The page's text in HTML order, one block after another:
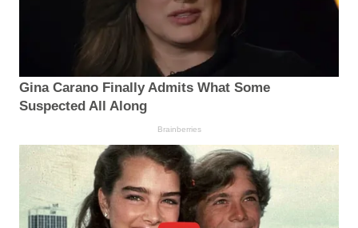
Gina Carano Finally Admits What Some
Suspected All Along
Brainberries